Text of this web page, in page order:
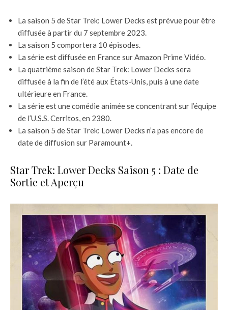
La saison 5 de Star Trek: Lower Decks est prévue pour être
diffusée à partir du 7 septembre 2023.
La saison 5 comportera 10 épisodes.
La série est diffusée en France sur Amazon Prime Vidéo.
La quatrième saison de Star Trek: Lower Decks sera
diffusée à la fin de l’été aux États-Unis, puis à une date
ultérieure en France.
La série est une comédie animée se concentrant sur l’équipe
de l’U.S.S. Cerritos, en 2380.
La saison 5 de Star Trek: Lower Decks n’a pas encore de
date de diffusion sur Paramount+.
Star Trek: Lower Decks Saison 5 : Date de
Sortie et Aperçu